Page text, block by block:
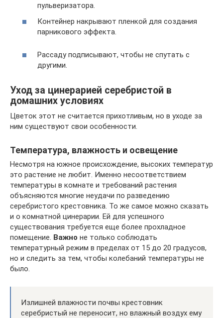
пульверизатора.
Контейнер накрывают пленкой для создания
парникового эффекта.
Рассаду подписывают, чтобы не спутать с
другими.
Уход за цинерарией серебристой в
домашних условиях
Цветок этот не считается прихотливым, но в уходе за
ним существуют свои особенности.
Температура, влажность и освещение
Несмотря на южное происхождение, высоких температур
это растение не любит. Именно несоответствием
температуры в комнате и требований растения
объясняются многие неудачи по разведению
серебристого крестовника. То же самое можно сказать
и о комнатной цинерарии. Ей для успешного
существования требуется еще более прохладное
помещение. Важно не только соблюдать
температурный режим в пределах от 15 до 20 градусов,
но и следить за тем, чтобы колебаний температуры не
было.
Излишней влажности почвы крестовник
серебристый не переносит, но влажный воздух ему